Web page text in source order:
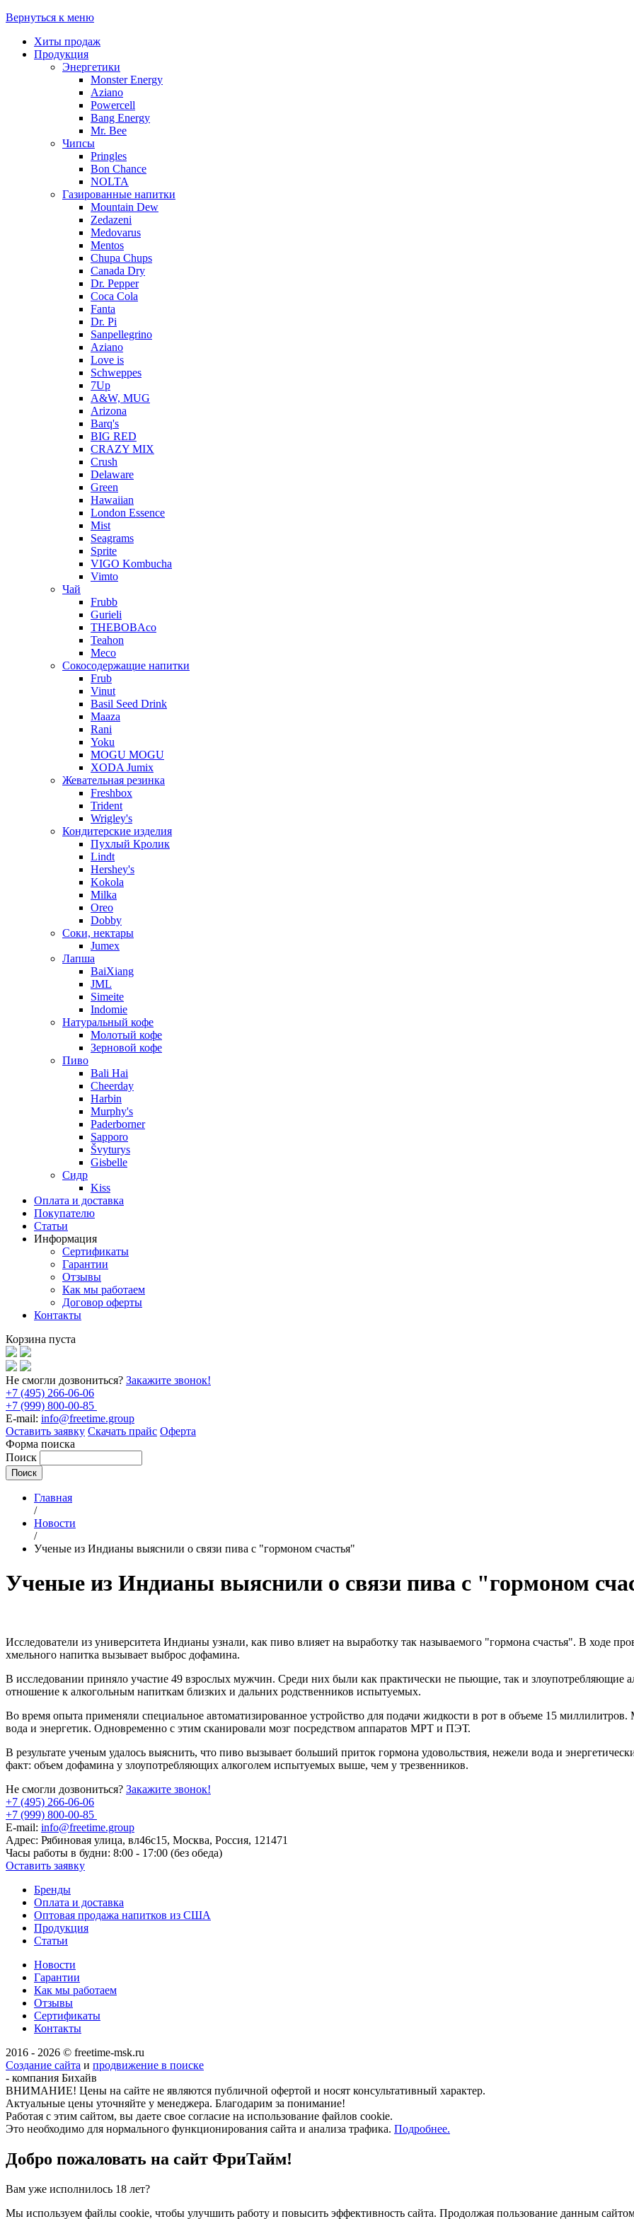
Вернуться к меню
Хиты продаж
Продукция
Энергетики
Monster Energy
Aziano
Powercell
Bang Energy
Mr. Bee
Чипсы
Pringles
Bon Chance
NOLTA
Газированные напитки
Mountain Dew
Zedazeni
Medovarus
Mentos
Chupa Chups
Canada Dry
Dr. Pepper
Coca Cola
Fanta
Dr. Pi
Sanpellegrino
Aziano
Love is
Schweppes
7Up
A&W, MUG
Arizona
Barq's
BIG RED
CRAZY MIX
Crush
Delaware
Green
Hawaiian
London Essence
Mist
Seagrams
Sprite
VIGO Kombucha
Vimto
Чай
Frubb
Gurieli
THEBOBAco
Teahon
Meco
Сокосодержащие напитки
Frub
Vinut
Basil Seed Drink
Maaza
Rani
Yoku
MOGU MOGU
XODA Jumix
Жевательная резинка
Freshbox
Trident
Wrigley's
Кондитерские изделия
Пухлый Кролик
Lindt
Hershey's
Kokola
Milka
Oreo
Dobby
Соки, нектары
Jumex
Лапша
BaiXiang
JML
Simeite
Indomie
Натуральный кофе
Молотый кофе
Зерновой кофе
Пиво
Bali Hai
Cheerday
Harbin
Murphy's
Paderborner
Sapporo
Švyturys
Gisbelle
Сидр
Kiss
Оплата и доставка
Покупателю
Статьи
Информация
Сертификаты
Гарантии
Отзывы
Как мы работаем
Договор оферты
Контакты
Корзина пуста
Не смогли дозвониться? Закажите звонок!
+7 (495) 266-06-06
+7 (999) 800-00-85
E-mail: info@freetime.group
Оставить заявку Скачать прайс Оферта
Форма поиска
Поиск
Главная
/
Новости
/
Ученые из Индианы выяснили о связи пива с "гормоном счастья"
Ученые из Индианы выяснили о связи пива с "гормоном
Исследователи из университета Индианы узнали, как пиво влияет на выработку так называемого "гормона счастья". В ходе
хмельного напитка вызывает выброс дофамина.
В исследовании приняло участие 49 взрослых мужчин. Среди них были как практически не пьющие, так и злоупотребляющие
отношение к алкогольным напиткам близких и дальних родственников испытуемых.
Во время опыта применяли специальное автоматизированное устройство для подачи жидкости в рот в объеме 15
вода и энергетик. Одновременно с этим сканировали мозг посредством аппаратов МРТ и ПЭТ.
В результате ученым удалось выяснить, что пиво вызывает больший приток гормона удовольствия, нежели вода и
факт: объем дофамина у злоупотребляющих алкоголем испытуемых выше, чем у трезвенников.
Не смогли дозвониться? Закажите звонок!
+7 (495) 266-06-06
+7 (999) 800-00-85
E-mail: info@freetime.group
Адрес: Рябиновая улица, вл46с15, Москва, Россия, 121471
Часы работы в будни: 8:00 - 17:00 (без обеда)
Оставить заявку
Бренды
Оплата и доставка
Оптовая продажа напитков из США
Продукция
Статьи
Новости
Гарантии
Как мы работаем
Отзывы
Сертификаты
Контакты
2016 - 2026 © freetime-msk.ru
Создание сайта и продвижение в поиске
- компания Бихайв
ВНИМАНИЕ! Цены на сайте не являются публичной офертой и носят консультативный характер.
Актуальные цены уточняйте у менеджера. Благодарим за понимание!
Работая с этим сайтом, вы даете свое согласие на использование файлов cookie.
Это необходимо для нормального функционирования сайта и анализа трафика. Подробнее.
Добро пожаловать на сайт ФриТайм!
Вам уже исполнилось 18 лет?
Мы используем файлы cookie, чтобы улучшить работу и повысить эффективность сайта. Продолжая пользование данным